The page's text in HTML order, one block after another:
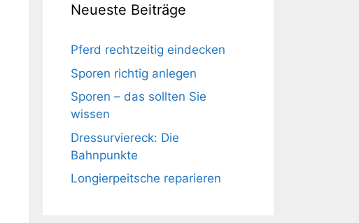
Neueste Beiträge
Pferd rechtzeitig eindecken
Sporen richtig anlegen
Sporen – das sollten Sie
wissen
Dressurviereck: Die
Bahnpunkte
Longierpeitsche reparieren